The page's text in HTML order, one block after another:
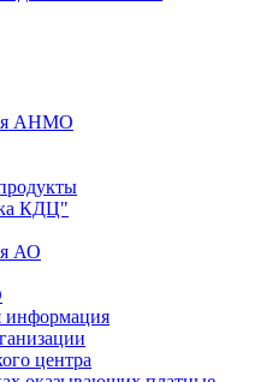
АНМО
КДЦ"
АО
информация
центра